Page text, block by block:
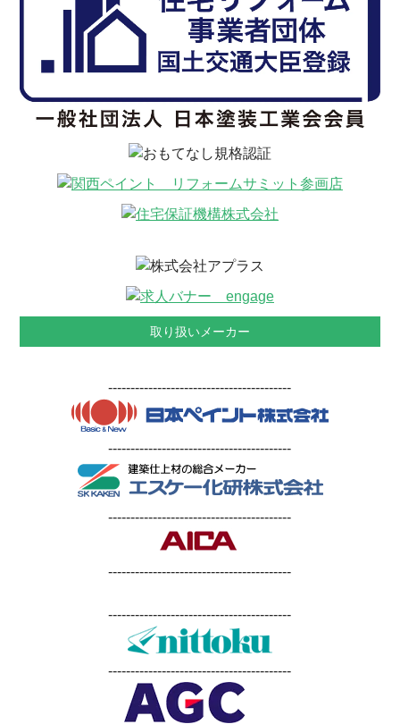
取り扱いメーカー
-----------------------------------------
-----------------------------------------
-----------------------------------------
-----------------------------------------
-----------------------------------------
-----------------------------------------